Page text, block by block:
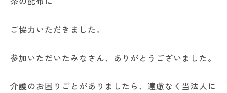
ご協力いただきました。
参加いただいたみなさん、ありがとうございました。
介護のお困りごとがありましたら、遠慮なく当法人に